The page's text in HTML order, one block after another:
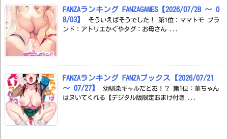
FANZAランキング FANZAGAMES【2026/07/28 ～ 0
8/03】
そういえばそうでした！ 第1位：ママトモ ブラ
ンド：アトリエかぐやタグ：お母さん ...
FANZAランキング FANZAブックス【2026/07/21
～ 07/27】
幼馴染ギャルだとお！？ 第1位：華ちゃん
はヌいてくれる【デジタル版限定おまけ付き ...